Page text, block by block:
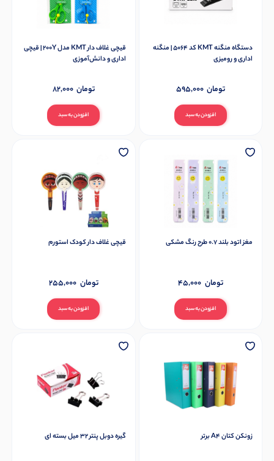
دستگاه منگنه KMT کد 5064 | منگنه
اداری و رومیزی
افزودن به سبد
595,000 تومان
قیچی غلاف دار KMT مدل 200Y | قیچی
اداری و دانش‌آموزی
افزودن به سبد
82,000 تومان
مغز اتود بلند 0.7 طرح رنگ مشکی
افزودن به سبد
45,000 تومان
قیچی غلاف دار کودک استورم
افزودن به سبد
255,000 تومان
زونکن کتان A4 برتر گیره دوبل پنتر 32 میل بسته ای